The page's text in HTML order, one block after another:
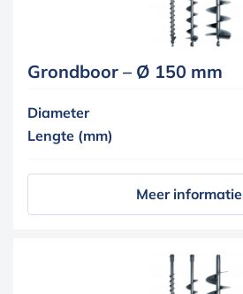
Grondboor – Ø 150 mm
Diameter
Lengte (mm)
Meer informatie